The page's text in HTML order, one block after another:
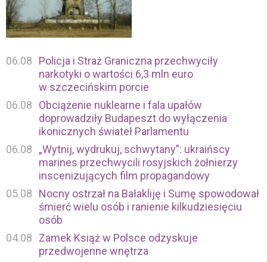
06.08
Policja i Straż Graniczna przechwyciły
narkotyki o wartości 6,3 mln euro
w szczecińskim porcie
06.08
Obciążenie nuklearne i fala upałów
doprowadziły Budapeszt do wyłączenia
ikonicznych świateł Parlamentu
06.08
„Wytnij, wydrukuj, schwytany”: ukraińscy
marines przechwycili rosyjskich żołnierzy
inscenizujących film propagandowy
05.08
Nocny ostrzał na Bałakliję i Sumę spowodował
śmierć wielu osób i ranienie kilkudziesięciu
osób
04.08
Zamek Książ w Polsce odzyskuje
przedwojenne wnętrza